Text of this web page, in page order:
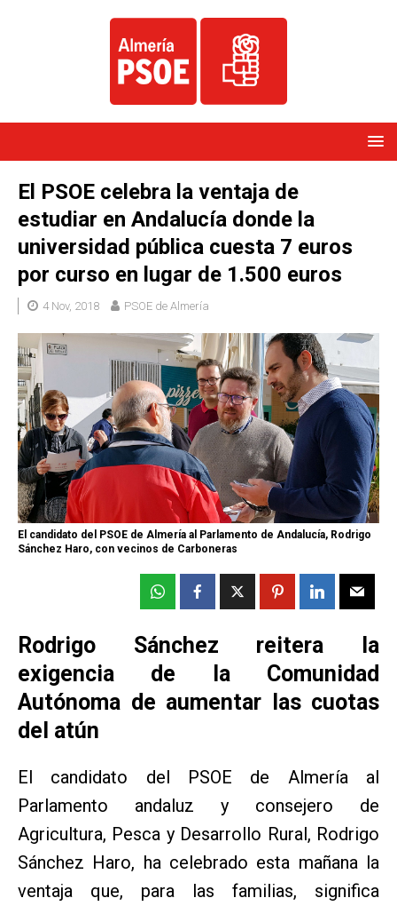
El PSOE celebra la ventaja de
estudiar en Andalucía donde la
universidad pública cuesta 7 euros
por curso en lugar de 1.500 euros
4 Nov, 2018 PSOE de Almería
El candidato del PSOE de Almería al Parlamento de Andalucía, Rodrigo
Sánchez Haro, con vecinos de Carboneras
Rodrigo Sánchez reitera la
exigencia de la Comunidad
Autónoma de aumentar las cuotas
del atún
El candidato del PSOE de Almería al
Parlamento andaluz y consejero de
Agricultura, Pesca y Desarrollo Rural, Rodrigo
Sánchez Haro, ha celebrado esta mañana la
ventaja que, para las familias, significa